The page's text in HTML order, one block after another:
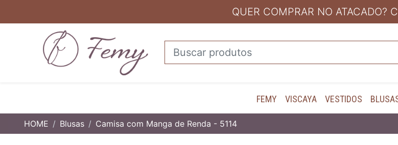
QUER COMPRAR NO ATACADO?
FEMY VISCAYA VESTIDOS
HOME Blusas Camisa com Manga de Renda - 5114